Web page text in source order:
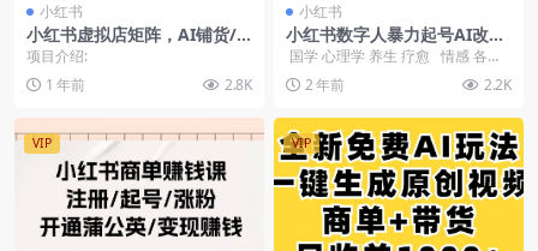
小红书
小红书虚拟店矩阵，AI铺货/
笔记狂怼/选品搬运/自动发
货，高客单价躺赚指南
项目介绍:
1 年前
2.8K
小红书
小红书数字人暴力起号AI改写
文案
国学 心理学 养生 疗愈 情感 各种
赛道疯狂赚米 每天20分钟...
2 年前 2.2K
VIP VIP